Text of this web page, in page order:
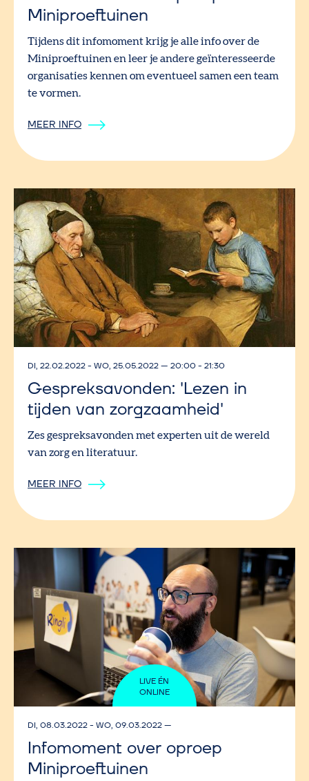
Miniproeftuinen
Tijdens dit infomoment krijg je alle info over de
Miniproeftuinen en leer je andere geïnteresseerde
organisaties kennen om eventueel samen een team
te vormen.
MEER INFO
DI, 22.02.2022- WO, 25.05.2022— 20:00 - 21:30
Gespreksavonden: 'Lezen in
tijden van zorgzaamheid'
Zes gespreksavonden met experten uit de wereld
van zorg en literatuur.
MEER INFO
LIVE ÉN
ONLINE
DI, 08.03.2022- WO, 09.03.2022—
Infomoment over oproep
Miniproeftuinen